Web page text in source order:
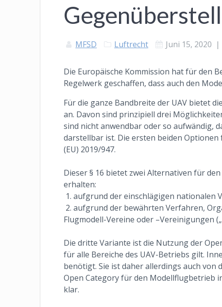
MFSD Luftrecht Juni 15, 2020 |
Die Europäische Kommission hat für den
Regelwerk geschaffen, dass auch den
Für die ganze Bandbreite der UAV bietet
an. Davon sind prinzipiell drei
sind nicht anwendbar oder so aufwändig,
darstellbar ist. Die ersten beiden
(EU) 2019/947.
Dieser § 16 bietet zwei Alternativen für
erhalten:
1. aufgrund der einschlägigen nationalen
2. aufgrund der bewährten Verfahren,
Flugmodell-Vereine oder –Vereinigungen
Die dritte Variante ist die Nutzung der
für alle Bereiche des UAV-Betriebs gilt.
benötigt. Sie ist daher allerdings auch
Open Category für den Modellflugbetrieb
klar.